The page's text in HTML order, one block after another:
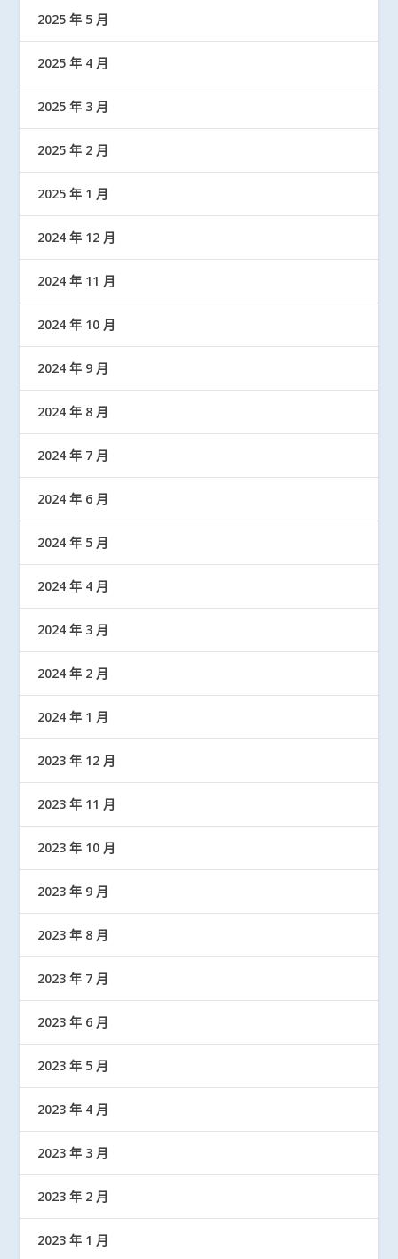
2025 年 5 月
2025 年 4 月
2025 年 3 月
2025 年 2 月
2025 年 1 月
2024 年 12 月
2024 年 11 月
2024 年 10 月
2024 年 9 月
2024 年 8 月
2024 年 7 月
2024 年 6 月
2024 年 5 月
2024 年 4 月
2024 年 3 月
2024 年 2 月
2024 年 1 月
2023 年 12 月
2023 年 11 月
2023 年 10 月
2023 年 9 月
2023 年 8 月
2023 年 7 月
2023 年 6 月
2023 年 5 月
2023 年 4 月
2023 年 3 月
2023 年 2 月
2023 年 1 月